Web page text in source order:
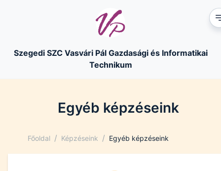
Szegedi SZC Vasvári Pál Gazdasági és Informatikai
Technikum
Egyéb képzéseink
Főoldal / Képzéseink / Egyéb képzéseink